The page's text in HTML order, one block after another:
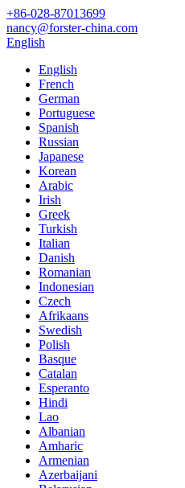
+86-028-87013699
nancy@forster-china.com
English
English
French
German
Portuguese
Spanish
Russian
Japanese
Korean
Arabic
Irish
Greek
Turkish
Italian
Danish
Romanian
Indonesian
Czech
Afrikaans
Swedish
Polish
Basque
Catalan
Esperanto
Hindi
Lao
Albanian
Amharic
Armenian
Azerbaijani